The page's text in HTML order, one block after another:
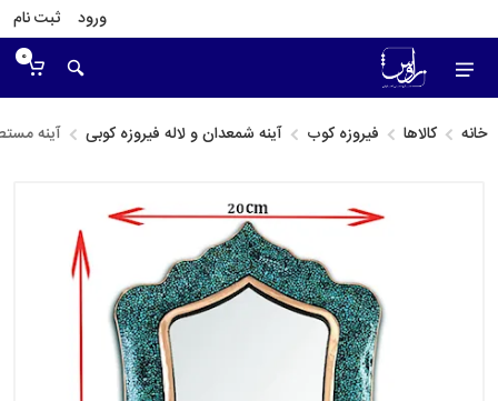
ورود ثبت نام
0
خانه کالاها فیروزه کوب آینه شمعدان و لاله فیروزه کوبی آینه